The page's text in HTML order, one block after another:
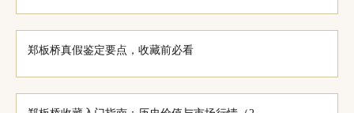
郑板桥真假鉴定要点，收藏前必看